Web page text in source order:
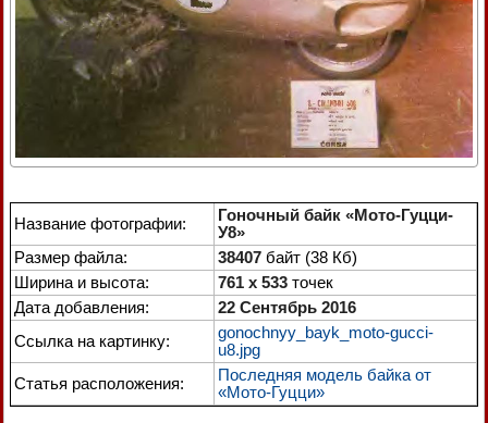
Название фотографии:
Гоночный байк «Мото-Гуцци-
У8»
Размер файла:
38407 байт (38 Кб)
Ширина и высота:
761 x 533 точек
Дата добавления:
22 Сентябрь 2016
Ссылка на картинку:
gonochnyy_bayk_moto-gucci-
u8.jpg
Статья расположения:
Последняя модель байка от
«Мото-Гуцци»